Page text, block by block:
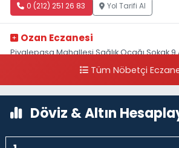
0 (212) 251 26 83 Yol Tarifi Al
Ozan Eczanesi
Piyalepaşa Mahallesi Sağlık Ocağı Sokak 9
Tüm Nöbetçi
Döviz & Altın